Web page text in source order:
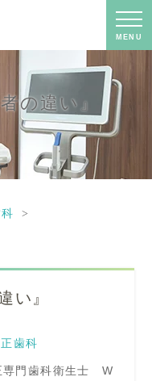
MENU
の違い』
い』
歯科
専門歯科衛生士 W